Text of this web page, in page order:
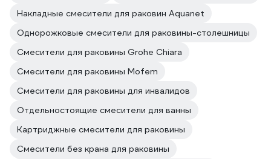
Накладные смесители для раковин Aquanet
Однорожковые смесители для раковины-столешницы
Смесители для раковины Grohe Chiara
Смесители для раковины Mofem
Смесители для раковины для инвалидов
Отдельностоящие смесители для ванны
Картриджные смесители для раковины
Смесители без крана для раковины